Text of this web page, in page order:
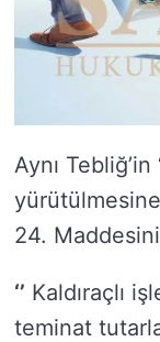
Aynı Tebliğ’in
yürütülmesine
24.
‘’ Kaldıraçlı
teminat